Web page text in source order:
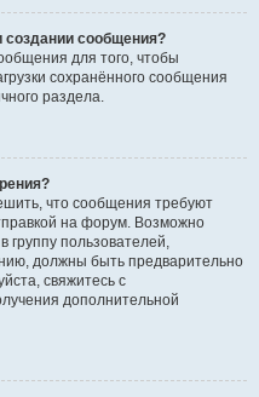
создании сообщения?
для того, чтобы
сохранённого сообщения
раздела.
что сообщения требуют
на форум. Возможно
группу пользователей,
должны быть предварительно
свяжитесь с
дополнительной